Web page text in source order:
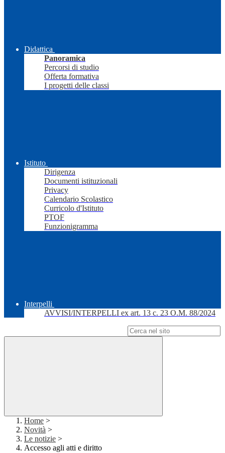
Didattica
Panoramica
Percorsi di studio
Offerta formativa
I progetti delle classi
Istituto
Dirigenza
Documenti istituzionali
Privacy
Calendario Scolastico
Curricolo d'Istituto
PTOF
Funzionigramma
Interpelli
AVVISI/INTERPELLI ex art. 13 c. 23 O.M. 88/2024
Home >
Novità >
Le notizie >
Accesso agli atti e diritto